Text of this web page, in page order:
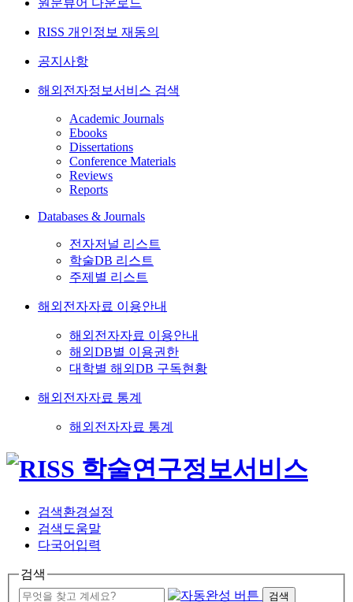
원문뷰어 다운로드
RISS 개인정보 재동의
공지사항
해외전자정보서비스 검색
Academic Journals
Ebooks
Dissertations
Conference Materials
Reviews
Reports
Databases & Journals
전자저널 리스트
학술DB 리스트
주제별 리스트
해외전자자료 이용안내
해외전자자료 이용안내
해외DB별 이용권한
대학별 해외DB 구독현황
해외전자자료 통계
해외전자자료 통계
검색환경설정
검색도움말
다국어입력
검색
검색